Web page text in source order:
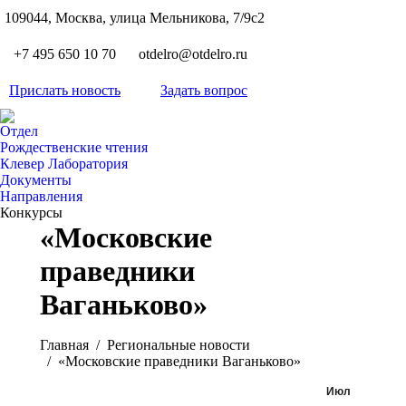
109044, Москва, улица Мельникова, 7/9с2
+7 495 650 10 70 otdelro@otdelro.ru
Прислать новость Задать вопрос
Отдел
Рождественские чтения
Клевер Лаборатория
Документы
Направления
Конкурсы
«Московские
праведники
Ваганьково»
Главная
Pегиональные новости
«Московские праведники Ваганьково»
Июл